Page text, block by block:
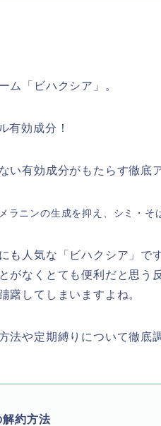
ム「ビハクシア」。
有効成分！
い有効成分がもたらす徹底
ラニンの生成を抑え、シミ・そ
も人気な「ビハクシア」で
がなくとても便利だと思う
躇してしまいますよね。
法や定期縛りについて徹底
解約方法